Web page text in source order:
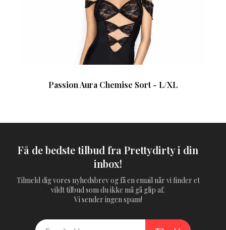
Passion Aura Chemise Sort - L/XL
Få de bedste tilbud fra Prettydirty i din
inbox!
Tilmeld dig vores nyhedsbrev og få en email når vi finder et
vildt tilbud som du ikke må gå glip af.
Vi sender ingen spam!